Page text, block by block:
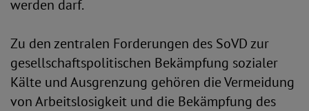
werden darf.
Zu den zentralen Forderungen des SoVD zur
gesellschaftspolitischen Bekämpfung sozialer
Kälte und Ausgrenzung gehören die Vermeidung
von Arbeitslosigkeit und die Bekämpfung des